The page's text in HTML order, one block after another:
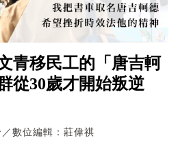
青移民工的「唐吉軻
從30歲才開始叛逆
數位編輯：莊偉祺